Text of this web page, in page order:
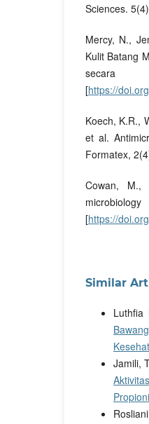
Sciences.
Mercy, N.,
Kulit Batang
secara
[https://
Koech, K.R.,
et al.
Formatex,
Cowan, M.,
[https://
Similar
Luthfia
Jamili,